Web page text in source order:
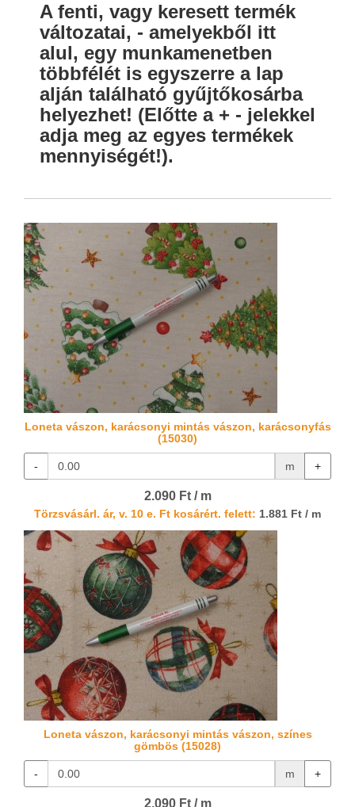
A fenti, vagy keresett termék
változatai, - amelyekből itt
alul, egy munkamenetben
többfélét is egyszerre a lap
alján található gyűjtőkosárba
helyezhet! (Előtte a + - jelekkel
adja meg az egyes termékek
mennyiségét!).
Loneta vászon, karácsonyi mintás vászon, karácsonyfás
(15030)
- m +
2.090 Ft / m
Törzsvásárl. ár, v. 10 e. Ft kosárért. felett: 1.881 Ft / m
Loneta vászon, karácsonyi mintás vászon, színes
gömbös (15028)
- m +
2.090 Ft / m